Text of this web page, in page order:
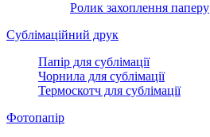
Ролик захоплення паперу
Сублімаційний друк
Папір для сублімації
Чорнила для сублімації
Термоскотч для сублімації
Фотопапір